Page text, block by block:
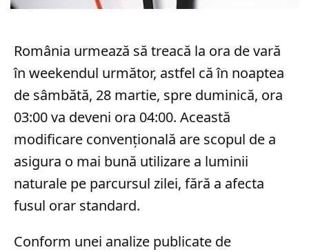
România urmează să treacă la ora de vară
în weekendul următor, astfel că în noaptea
de sâmbătă, 28 martie, spre duminică, ora
03:00 va deveni ora 04:00. Această
modificare convențională are scopul de a
asigura o mai bună utilizare a luminii
naturale pe parcursul zilei, fără a afecta
fusul orar standard.
Conform unei analize publicate de